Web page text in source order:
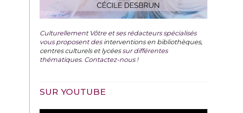
Culturellement Vôtre et ses rédacteurs spécialisés
vous proposent desinterventions en bibliothèques,
centres culturels et lycéessur différentes
thématiques. Contactez-nous !
SUR YOUTUBE